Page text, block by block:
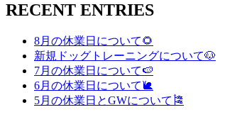
RECENT ENTRIES
8月の休業日について🌻
新規ドッグトレーニングについて🐶
7月の休業日について🍉
6月の休業日について🐌
5月の休業日とGWについて🎏